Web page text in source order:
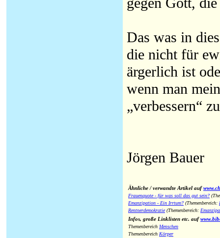
Das was in
die nicht für
ärgerlich ist
wenn man
„verbessern“
Jörgen Bauer
Ähnliche / verwandte Artikel auf
Frauenquote - für was soll das gut sein?
Emanzipation - Ein Irrtum? (Themenbereich:
Rentnerdemokratie(Themenbereich:
Infos, große Linklisten etc. auf
Themenbereich Menschen
Themenbereich Körper